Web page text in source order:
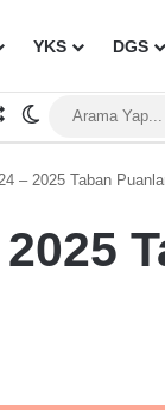
YKS DGS
Rastgele Makale
Dış görünümü
– 2025 Taban